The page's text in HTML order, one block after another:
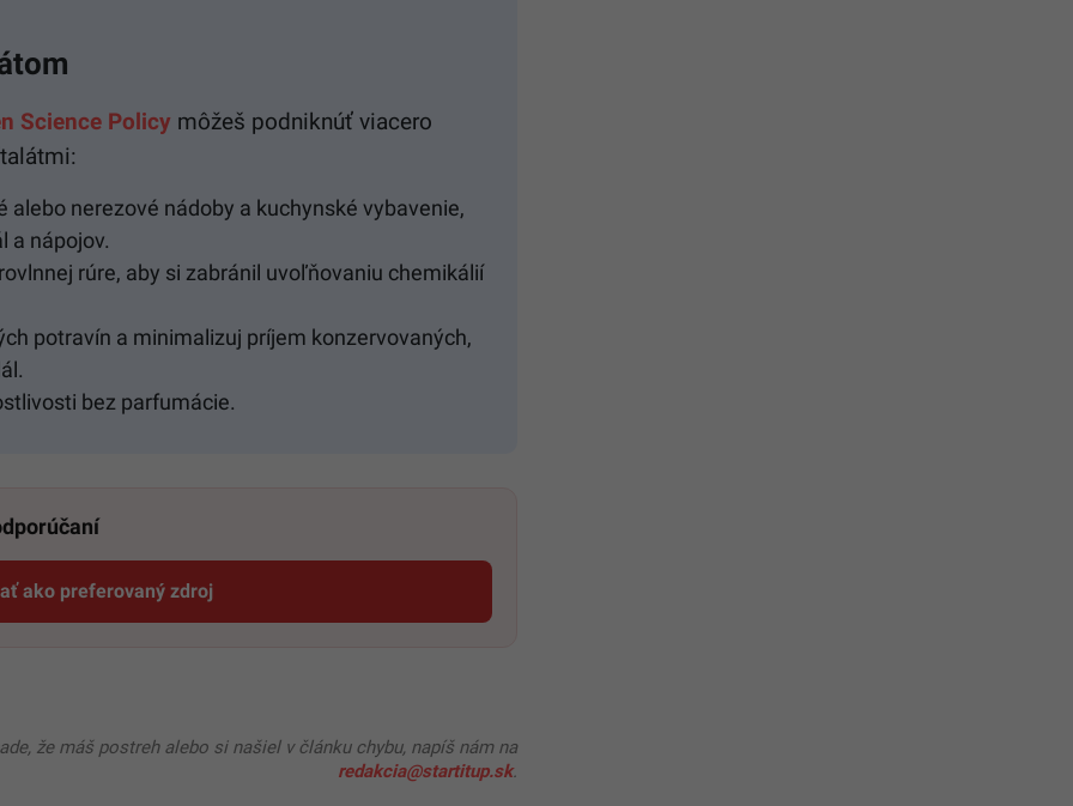
Science Policy môžeš podniknúť viacero
alebo nerezové nádoby a kuchynské vybavenie,
a nápojov.
rúre, aby si zabránil uvoľňovaniu chemikálií
potravín a minimalizuj príjem konzervovaných,
bez parfumácie.
ako preferovaný zdroj
Startitup, odkaz sa otvorí v novom okne
že máš postreh alebo si našiel v článku chybu, napíš nám na
redakcia@startitup.sk.